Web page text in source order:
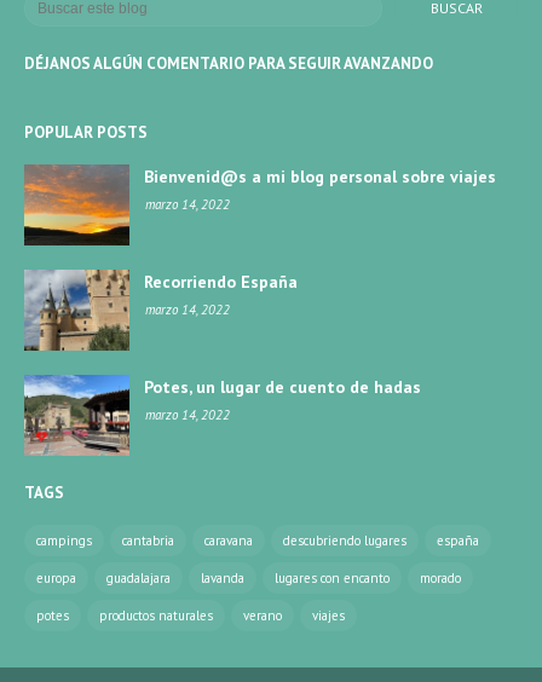
DÉJANOS ALGÚN COMENTARIO PARA SEGUIR AVANZANDO
POPULAR POSTS
Bienvenid@s a mi blog personal sobre viajes
marzo 14, 2022
Recorriendo España
marzo 14, 2022
Potes, un lugar de cuento de hadas
marzo 14, 2022
TAGS
campings cantabria caravana descubriendo lugares españa
europa guadalajara lavanda lugares con encanto morado
potes productos naturales verano viajes